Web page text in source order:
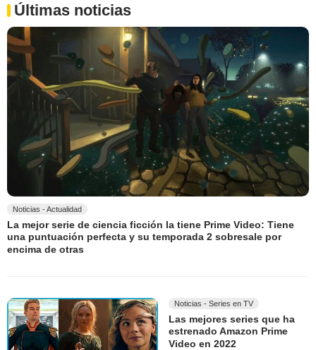
Últimas noticias
Noticias - Actualidad
La mejor serie de ciencia ficción la tiene Prime Video: Tiene
una puntuación perfecta y su temporada 2 sobresale por
encima de otras
Noticias - Series en TV
Las mejores series que ha
estrenado Amazon Prime
Video en 2022